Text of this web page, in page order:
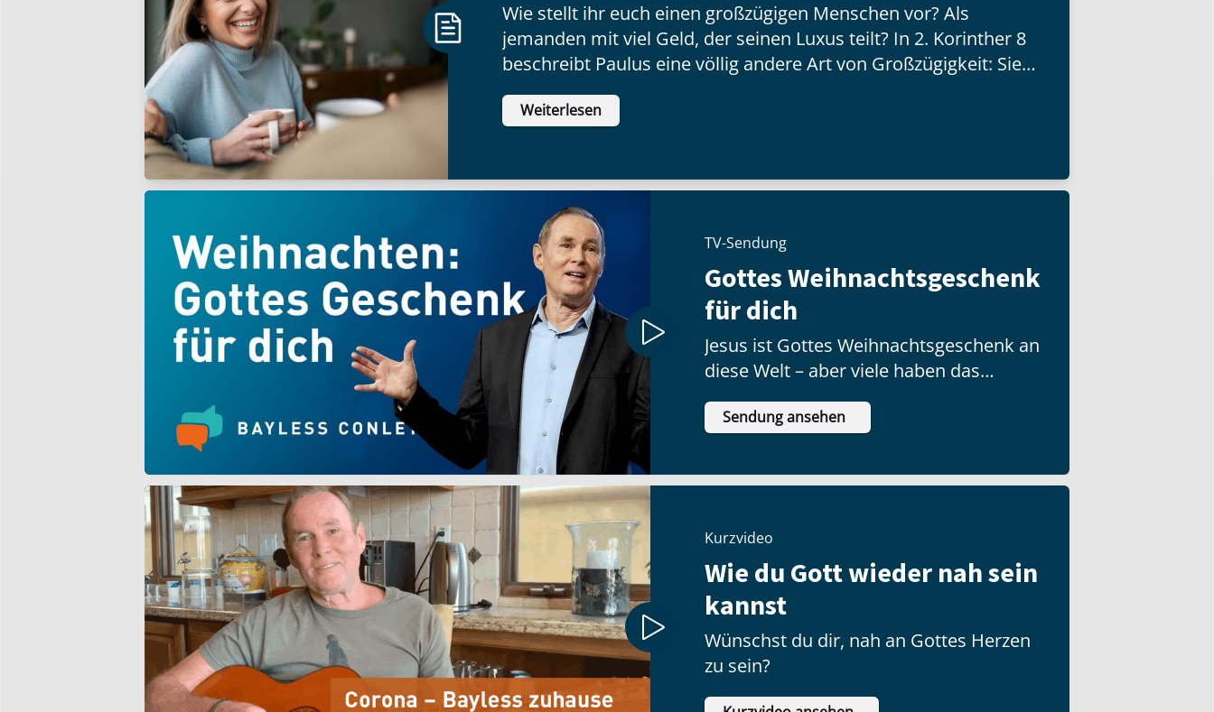
Wie stellt ihr euch einen großzügigen Menschen vor? Als
jemanden mit viel Geld, der seinen Luxus teilt? In 2. Korinther 8
beschreibt Paulus eine völlig andere Art von Großzügigkeit: Sie
hat wenig zu tun mit dem, was jemand besitzt, sondern mit der
inneren Haltung:
Weiterlesen
TV-Sendung
Gottes Weihnachtsgeschenk
für dich
Jesus ist Gottes Weihnachtsgeschenk an
diese Welt – aber viele haben das
Geschenk noch nicht ausgepackt!
Sendung ansehen
Kurzvideo
Wie du Gott wieder nah sein
kannst
Wünschst du dir, nah an Gottes Herzen
zu sein?